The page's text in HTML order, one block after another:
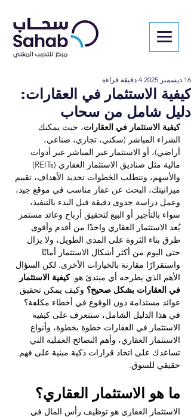
كيفية الاستثمار في العقارات:
دليل شامل من سحاب
16 ديسمبر 2025 4 دقيقة قراءة
كيفية الاستثمار في العقارات، حيث يمكنك
الشراء المباشر (سكني، تجاري، صناعي،
أراضي)، أو الاستثمار غير المباشر عبر أدوات
مالية مثل صناديق الاستثمار العقاري (REITs)
والأسهم، وتتطلب الخطوات تحديد الأهداف، تقييم
ميزانيتك، البحث عن عقار مناسب في موقع جيد،
وعمل دراسة جدوى دقيقة قبل البدء بالتنفيذ،
سواء بالتأجير أو البيع لتحقيق أرباح وعائد مستمر
يُعد الاستثمار العقاري واحدًا من أقدم وأقوى
طرق بناء الثروة على المدى الطويل، ولا يزال
حتى اليوم من أكثر أشكال الاستثمار أمانًا
واستقرارًا مقارنة بالخيارات الأخرى. لكن السؤال
الأهم الذي يطرحه أي مبتدئ هو: كيفية الاستثمار
في العقارات بشكل صحيح؟ وكيف يمكن تحقيق
عوائد مستدامة دون الوقوع في أخطاء مكلفة؟
في هذا الدليل الشامل، ستتعرف على كيفية
الاستثمار في العقارات خطوة بخطوة، وأنواع
الاستثمار العقاري، وأهم النصائح العملية التي
تساعدك على اتخاذ قرارات ذكية مبنية على فهم
حقيقي للسوق.
ما هو الاستثمار العقاري؟
الاستثمار العقاري هو توظيف رأس المال في